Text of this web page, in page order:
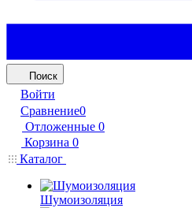
Поиск
Войти
Сравнение0
Отложенные 0
Корзина 0
Каталог
Шумоизоляция